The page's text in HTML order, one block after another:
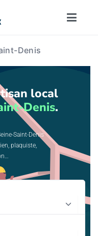
Denis
local
Denis.
Saint-Denis
plaquiste,